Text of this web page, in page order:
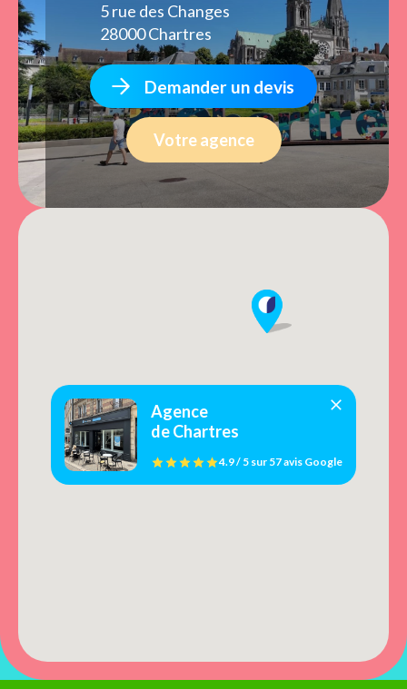
5 rue des Changes
28000 Chartres
Demander un devis
Votre agence
Agence
de Chartres
4.9 / 5 sur 57 avis Google